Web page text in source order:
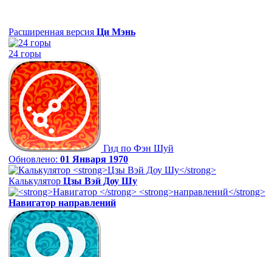
Расширенная версия Ци Мэнь
24 горы
Гид по Фэн Шуй
Обновлено: 01 Января 1970
Калькулятор Цзы Вэй Доу Шу
Навигатор направлений